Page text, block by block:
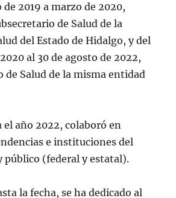
2019 a marzo de 2020,
de Salud de la
del Estado de Hidalgo, y del
al 30 de agosto de 2022,
de Salud de la misma entidad
el año 2022, colaboró en
e instituciones del
público (federal y estatal).
la fecha, se ha dedicado al